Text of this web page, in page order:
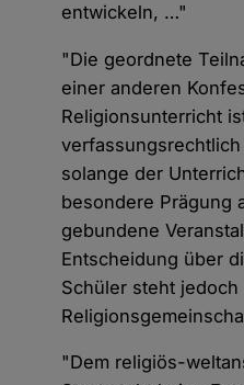
entwickeln, …"
"Die geordnete
einer anderen
Religionsunterricht
solange der
besondere Prägung
gebundene
Entscheidung über
Schüler steht jedoch
"Dem religiös-